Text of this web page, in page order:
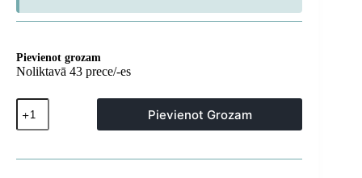
Pievienot grozam
Noliktavā 43 prece/-es
Rūdīts
stikls
Huawei
GT
Pievienot Grozam